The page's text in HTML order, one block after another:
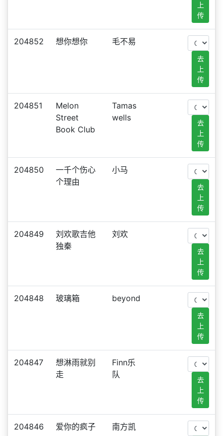
上
传
204852 想你想你 毛不易
去
上
传
204851
Melon
Street
Book Club
Tamas
wells
去
上
传
204850
一千个伤心
个理由
小马
去
上
传
204849
刘欢歌吉他
独秦
刘欢
去
上
传
204848 玻璃箱 beyond
去
上
传
204847
想淋雨就别
走
Finn乐
队
去
上
传
204846 爱你的疯子 南方凯